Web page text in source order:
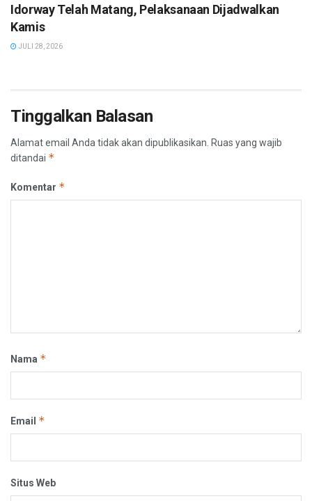
Idorway Telah Matang, Pelaksanaan Dijadwalkan
Kamis
JULI 28, 2026
Tinggalkan Balasan
Alamat email Anda tidak akan dipublikasikan. Ruas yang wajib
ditandai *
Komentar *
Nama *
Email *
Situs Web